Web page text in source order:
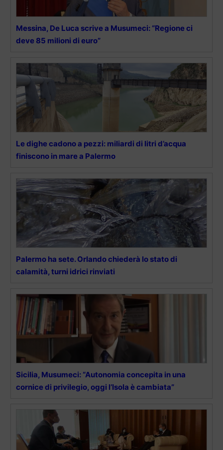
Messina, De Luca scrive a Musumeci: “Regione ci
deve 85 milioni di euro”
Le dighe cadono a pezzi: miliardi di litri d’acqua
finiscono in mare a Palermo
Palermo ha sete. Orlando chiederà lo stato di
calamità, turni idrici rinviati
Sicilia, Musumeci: “Autonomia concepita in una
cornice di privilegio, oggi l’Isola è cambiata”